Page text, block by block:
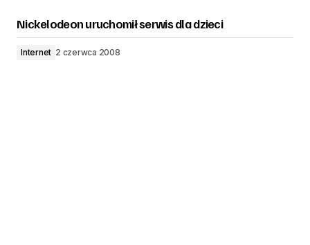
Nickelodeon uruchomił serwis dla dzieci
Internet 2 czerwca 2008